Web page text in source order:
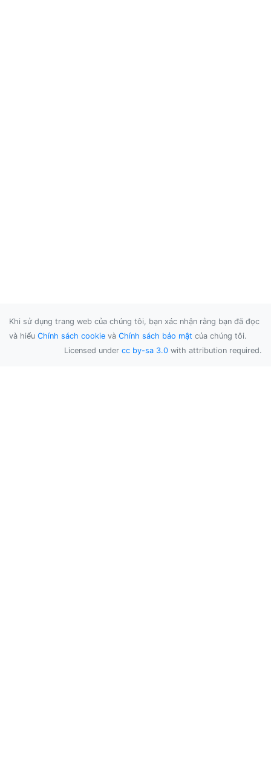
Khi sử dụng trang web của chúng tôi, bạn xác nhận rằng bạn đã đọc
và hiểu Chính sách cookie và Chính sách bảo mật của chúng tôi.
Licensed under cc by-sa 3.0 with attribution required.